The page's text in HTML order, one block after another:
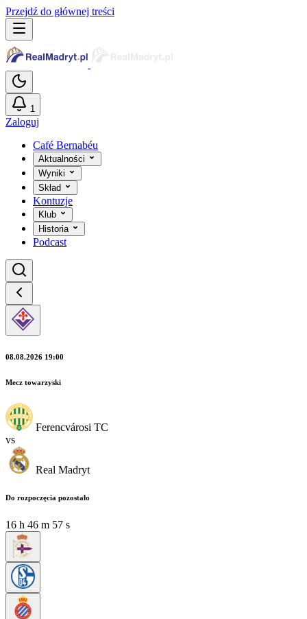
Przejdź do głównej treści
1
Zaloguj
Café Bernabéu
Aktualności
Wyniki
Skład
Kontuzje
Klub
Historia
Podcast
08.08.2026 19:00
Mecz towarzyski
Ferencvárosi TC
vs
Real Madryt
Do rozpoczęcia pozostało
16 h 46 m 57 s